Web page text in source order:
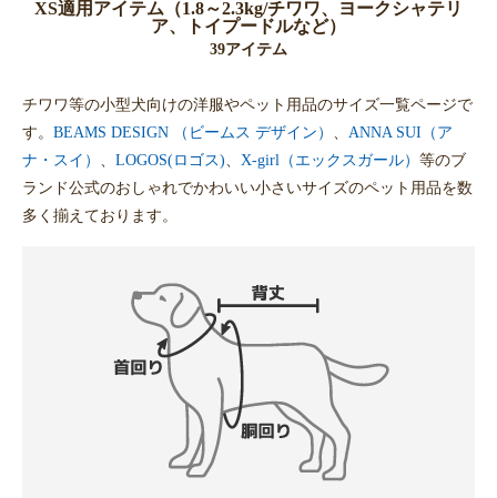
XS適用アイテム（1.8～2.3kg/チワワ、ヨークシャテリ
ア、トイプードルなど）
39アイテム
チワワ等の小型犬向けの洋服やペット用品のサイズ一覧ページで
す。 BEAMS DESIGN （ビームス デザイン）
ANNA SUI（ア
ナ・スイ）
LOGOS(ロゴス) X-girl（エックスガール） 等のブ
ランド公式のおしゃれでかわいい小さいサイズのペット用品を数
多く揃えております。